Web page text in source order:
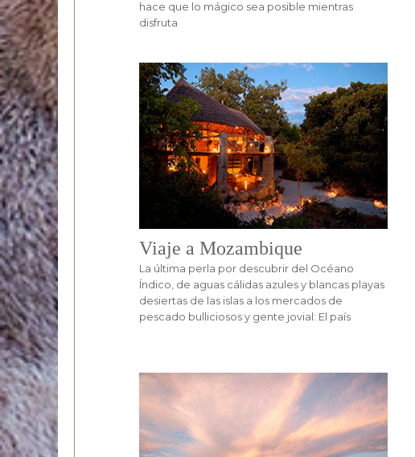
hace que lo mágico sea posible mientras
disfruta
Viaje a Mozambique
La última perla por descubrir del Océano
Índico, de aguas cálidas azules y blancas playas
desiertas de las islas a los mercados de
pescado bulliciosos y gente jovial: El país